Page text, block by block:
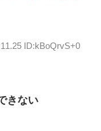
ID:kBoQrvS+0
きない